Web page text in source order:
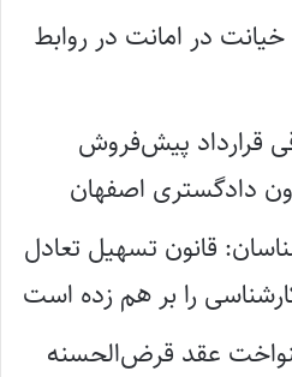
در امانت در روابط
قرارداد پیش‌فروش
دادگستری اصفهان
قانون تسهیل تعادل
را بر هم زده است
۹ فُرم یکنواخت عقد قرض‌الحسنه